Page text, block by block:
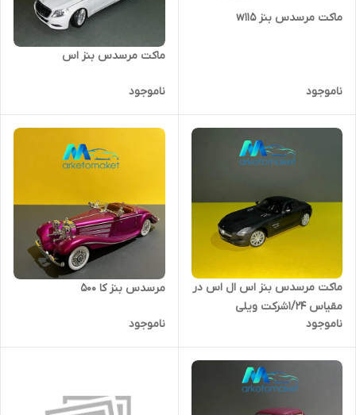
ماکت مرسدس بنز w115
ناموجود
ماکت مرسدس بنز اس
ناموجود
ماکت مرسدس بنز اس ال اس در
مقیاس ۱/۲۴شرکت ویلی
ناموجود
مرسدس بنز کا ۵۰۰
ناموجود